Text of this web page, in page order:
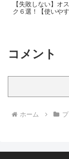
【失敗しない】オ
ク６選！【使いやす
コメント
ホーム